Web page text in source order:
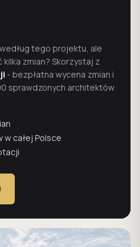
tego projektu, ale
zmian? Skorzystaj z
- bezpłatna wycena zmian i
sprawdzonych architektów
w całej Polsce